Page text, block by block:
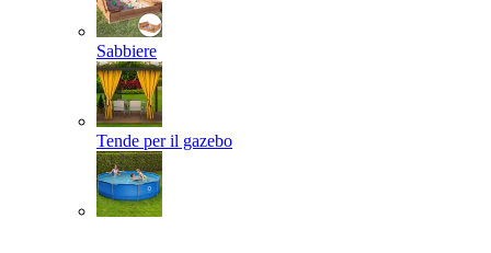
Sabbiere
Tende per il gazebo